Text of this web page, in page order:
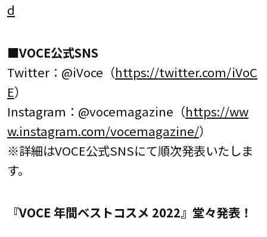
d
■VOCE公式SNS
Twitter：@iVoce（https://twitter.com/iVoC
E）
Instagram：@vocemagazine（https://ww
w.instagram.com/vocemagazine/）
※詳細はVOCE公式SNSにて順次発表いたしま
す。
『VOCE 年間ベストコスメ 2022』堂々発表！